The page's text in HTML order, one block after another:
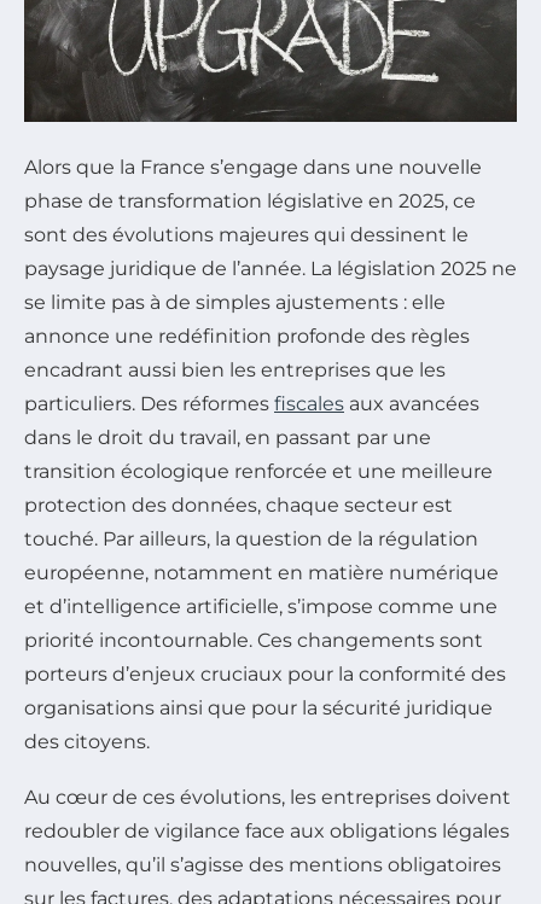
Alors que la France s’engage dans une nouvelle
phase de transformation législative en 2025, ce
sont des évolutions majeures qui dessinent le
paysage juridique de l’année. La législation 2025 ne
se limite pas à de simples ajustements : elle
annonce une redéfinition profonde des règles
encadrant aussi bien les entreprises que les
particuliers. Des réformes fiscales aux avancées
dans le droit du travail, en passant par une
transition écologique renforcée et une meilleure
protection des données, chaque secteur est
touché. Par ailleurs, la question de la régulation
européenne, notamment en matière numérique
et d’intelligence artificielle, s’impose comme une
priorité incontournable. Ces changements sont
porteurs d’enjeux cruciaux pour la conformité des
organisations ainsi que pour la sécurité juridique
des citoyens.
Au cœur de ces évolutions, les entreprises doivent
redoubler de vigilance face aux obligations légales
nouvelles, qu’il s’agisse des mentions obligatoires
sur les factures, des adaptations nécessaires pour